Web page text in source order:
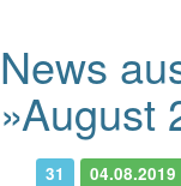
News
»August
31 04.08.2019